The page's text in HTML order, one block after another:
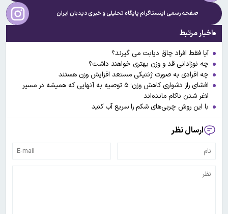
صفحه رسمی اینستاگرام پایگاه تحلیلی و خبریدیدبان ایران
اخبار مرتبط
آیا فقط افراد چاق دیابت می گیرند؟
چه نوزادانی قد و وزن بهتری خواهند داشت؟
چه افرادی به صورت ژنتیکی مستعد افزایش وزن هستند
افشای راز دشواری کاهش وزن؛ ۵ توصیه به آنهایی که همیشه در مسیر
لاغر شدن ناکام مانده‌اند
با این روش چربی‌های شکم را سریع آب کنید
ارسال نظر